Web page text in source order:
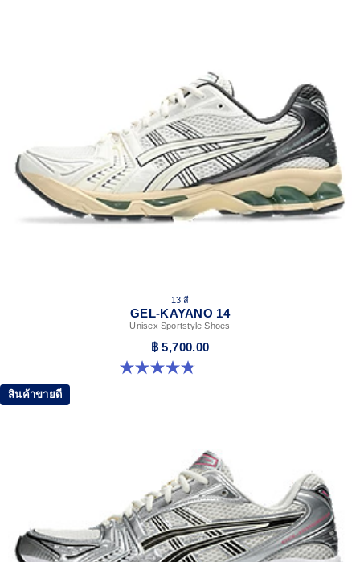
13 สี
GEL-KAYANO 14
Unisex Sportstyle Shoes
฿ 5,700.00
4.8 จาก 5 ดาว 1721 รีวิว
สินค้าขายดี